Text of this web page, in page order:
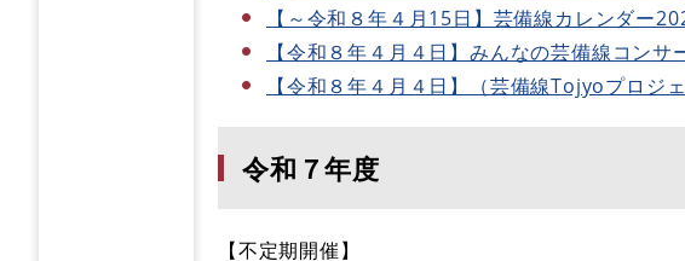
【～令和８年４月15日】芸備線カレンダー
【令和８年４月４日】みんなの芸備線コン
【令和８年４月４日】
（芸備線Tojyoプロジェ
令和７年度
【不定期開催】